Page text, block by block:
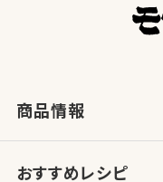
商品情報
おすすめレシピ